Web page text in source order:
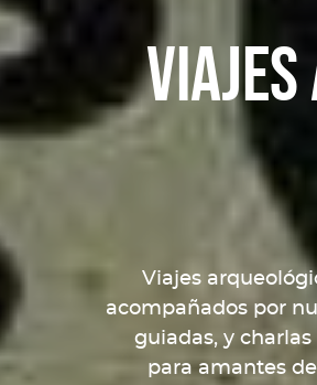
Viajes
acompañados por
guiadas, y charlas
para amantes